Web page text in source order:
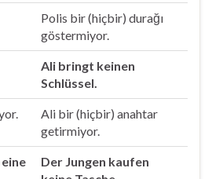
Polis bir (hiçbir) durağı
göstermiyor.
Ali bringt keinen
Schlüssel.
Ali bir (hiçbir) anahtar
getirmiyor.
Der Jungen kaufen